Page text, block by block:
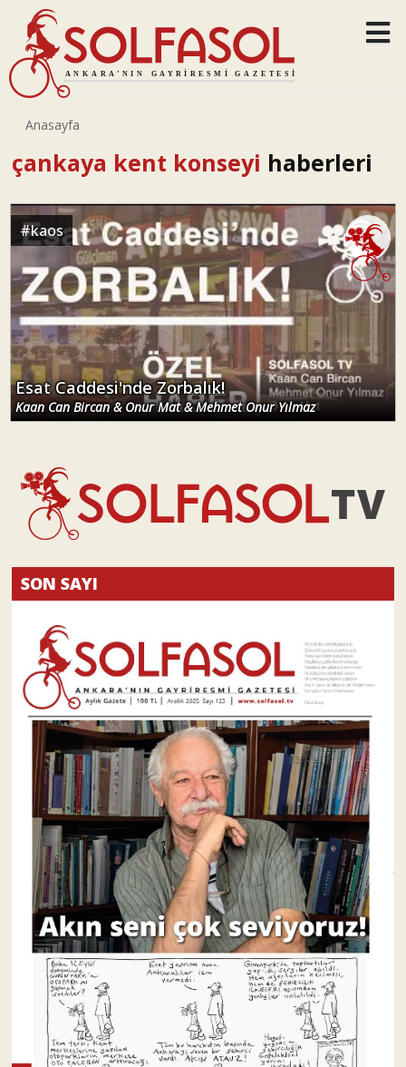
Anasayfa
çankaya kent konseyi haberleri
#kaos
Esat Caddesi'nde Zorbalık!
Kaan Can Bircan & Onur Mat & Mehmet Onur Yılmaz
SON SAYI